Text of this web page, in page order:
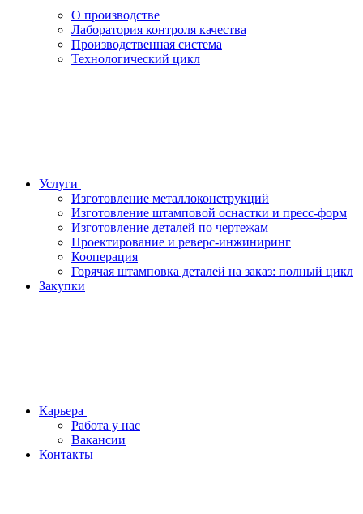
О производстве
Лаборатория контроля качества
Производственная система
Технологический цикл
Услуги
Изготовление металлоконструкций
Изготовление штамповой оснастки и пресс-форм
Изготовление деталей по чертежам
Проектирование и реверс-инжиниринг
Кооперация
Горячая штамповка деталей на заказ: полный цикл
Закупки
Карьера
Работа у нас
Вакансии
Контакты